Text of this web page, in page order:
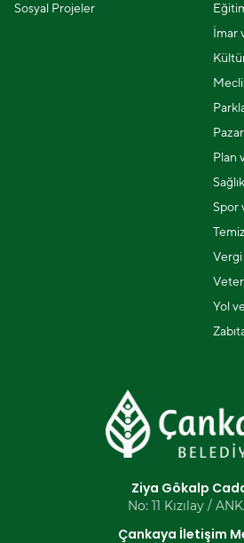
Sosyal Projeler
İmar
Plan
Sağlık
Spor
Yol
Ziya Gökalp
No: 11 Kızılay /
Çankaya İletişim